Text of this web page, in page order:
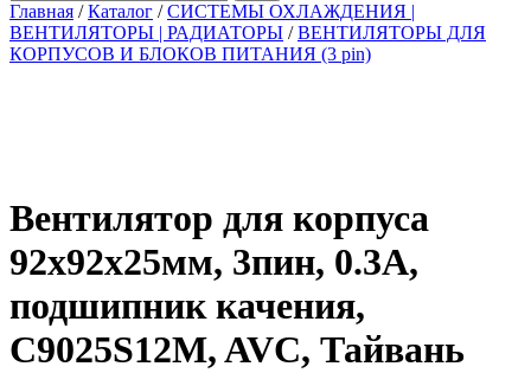
Главная /Каталог /СИСТЕМЫ ОХЛАЖДЕНИЯ |
ВЕНТИЛЯТОРЫ | РАДИАТОРЫ /ВЕНТИЛЯТОРЫ ДЛЯ
КОРПУСОВ И БЛОКОВ ПИТАНИЯ (3 pin)
Вентилятор для корпуса
92х92х25мм, 3пин, 0.3A,
подшипник качения,
C9025S12M, AVC, Тайвань